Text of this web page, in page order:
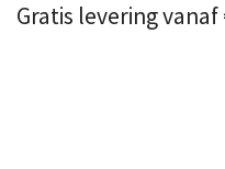
Gratis levering vanaf